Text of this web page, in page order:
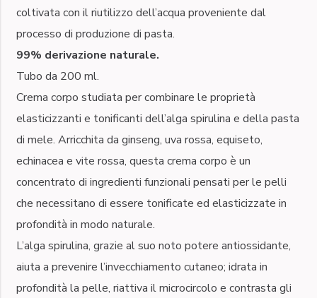
coltivata con il riutilizzo dell’acqua proveniente dal
processo di produzione di pasta.
99% derivazione naturale.
Tubo da 200 ml.
Crema corpo studiata per combinare le proprietà
elasticizzanti e tonificanti dell’alga spirulina e della pasta
di mele. Arricchita da ginseng, uva rossa, equiseto,
echinacea e vite rossa, questa crema corpo è un
concentrato di ingredienti funzionali pensati per le pelli
che necessitano di essere tonificate ed elasticizzate in
profondità in modo naturale.
L’alga spirulina, grazie al suo noto potere antiossidante,
aiuta a prevenire l’invecchiamento cutaneo; idrata in
profondità la pelle, riattiva il microcircolo e contrasta gli